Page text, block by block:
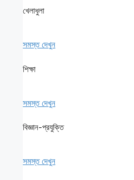
খেলাধুলা
সমস্ত দেখুন
শিক্ষা
সমস্ত দেখুন
বিজ্ঞান-প্রযুক্তি
সমস্ত দেখুন